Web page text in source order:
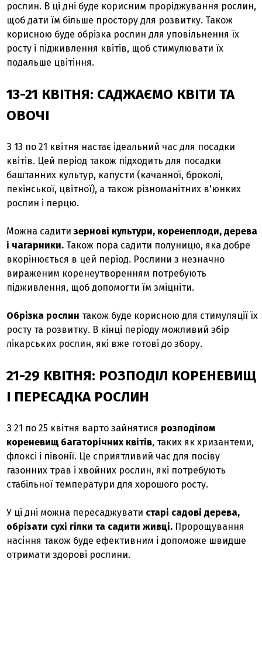
рослин. В ці дні буде корисним проріджування рослин,
щоб дати їм більше простору для розвитку. Також
корисною буде обрізка рослин для уповільнення їх
росту і підживлення квітів, щоб стимулювати їх
подальше цвітіння.
13-21 КВІТНЯ: САДЖАЄМО КВІТИ ТА
ОВОЧІ
З 13 по 21 квітня настає ідеальний час для посадки
квітів. Цей період також підходить для посадки
баштанних культур, капусти (качанної, броколі,
пекінської, цвітної), а також різноманітних в'юнких
рослин і перцю.
Можна садитизернові культури, коренеплоди, дерева
і чагарники. Також пора садити полуницю, яка добре
вкорінюється в цей період. Рослини з незначно
вираженим коренеутворенням потребують
підживлення, щоб допомогти їм зміцніти.
Обрізка рослин також буде корисною для стимуляції їх
росту та розвитку. В кінці періоду можливий збір
лікарських рослин, які вже готові до збору.
21-29 КВІТНЯ: РОЗПОДІЛ КОРЕНЕВИЩ
І ПЕРЕСАДКА РОСЛИН
З 21 по 25 квітня варто зайнятися розподілом
кореневищ багаторічних квітів, таких як хризантеми,
флоксі і півонії. Це сприятливий час для посіву
газонних трав і хвойних рослин, які потребують
стабільної температури для хорошого росту.
У ці дні можна пересаджувати старі садові дерева,
обрізати сухі гілки та садити живці. Пророщування
насіння також буде ефективним і допоможе швидше
отримати здорові рослини.